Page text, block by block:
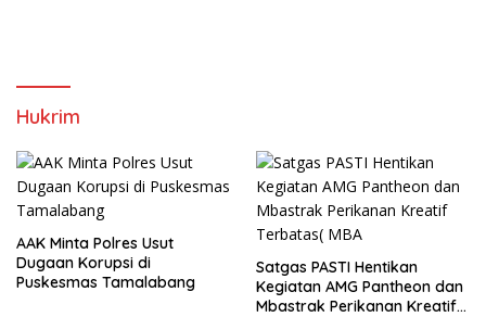
Hukrim
AAK Minta Polres Usut
Dugaan Korupsi di
Puskesmas Tamalabang
Satgas PASTI Hentikan
Kegiatan AMG Pantheon dan
Mbastrak Perikanan Kreatif